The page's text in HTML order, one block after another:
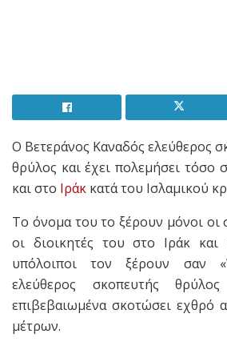
Ο Βετεράνος Καναδός ελεύθερος
θρύλος και έχει πολεμήσει τόσο
και στο Ιράκ κατά του Ισλαμικού
Το όνομα του το ξέρουν μόνοι οι
οι διοικητές του στο Ιράκ και
υπόλοιποι τον ξέρουν σαν
ελεύθερος σκοπευτής
επιβεβαιωμένα σκοτώσει εχθρό
μέτρων.